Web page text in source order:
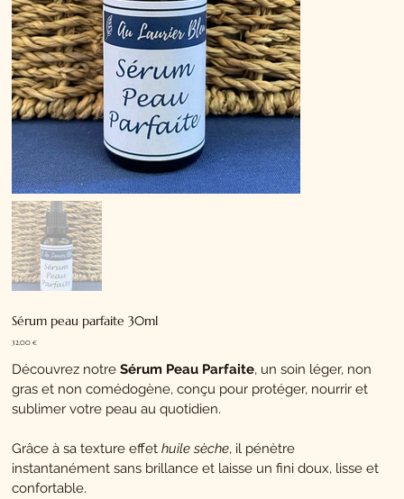
Sérum peau parfaite 30ml
Prix
32,00 €
Découvrez notreSérum Peau Parfaite, un soin léger, non
gras et non comédogène, conçu pour protéger, nourrir et
sublimer votre peau au quotidien.
Grâce à sa texture effethuile sèche, il pénètre
instantanément sans brillance et laisse un fini doux, lisse et
confortable.